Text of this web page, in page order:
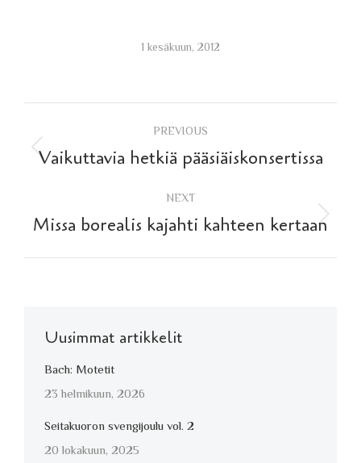
1 kesäkuun, 2012
Post
navigation
PREVIOUS
Previous
Vaikuttavia hetkiä pääsiäiskonsertissa
NEXT
Next
Missa borealis kajahti kahteen kertaan
Uusimmat artikkelit
Bach: Motetit
23 helmikuun, 2026
Seitakuoron svengijoulu vol. 2
20 lokakuun, 2025